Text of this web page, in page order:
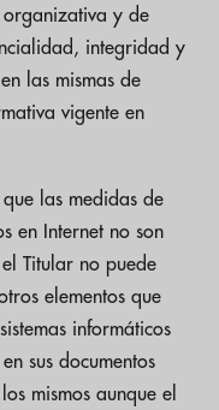
y de
integridad y
las mismas de
vigente en
las medidas de
en Internet no son
Titular no puede
elementos que
informáticos
sus documentos
mismos aunque el